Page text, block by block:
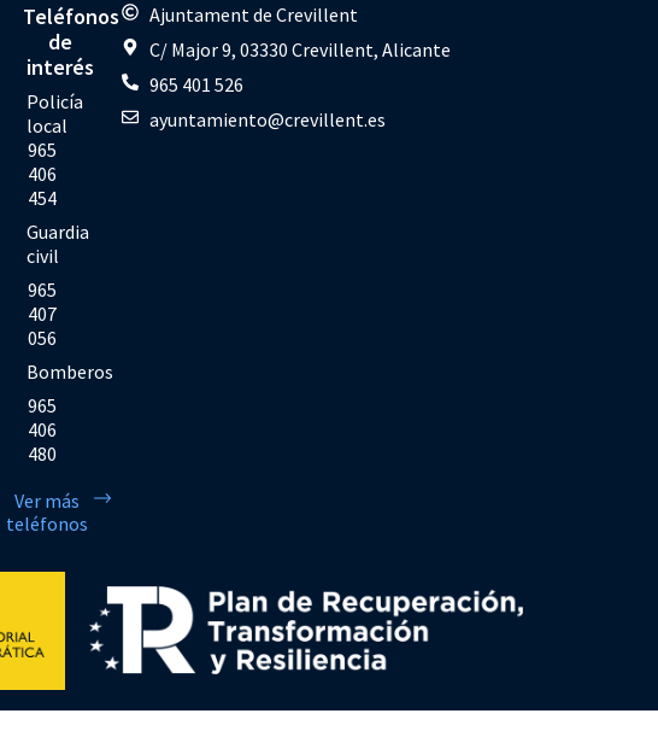
Teléfonos
de
interés
Policía
local
965
406
454
Guardia
civil
965
407
056
Bomberos
965
406
480
Ver más
teléfonos
Ajuntament de Crevillent
C/ Major 9, 03330 Crevillent, Alicante
965 401 526
ayuntamiento@crevillent.es